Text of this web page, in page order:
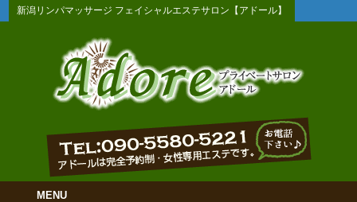
新潟リンパマッサージ フェイシャルエステサロン【アドール】
MENU